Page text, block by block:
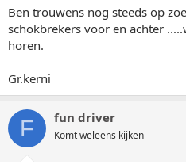
Ben trouwens nog steeds op
schokbrekers voor en achter
horen.
Gr.kerni
F fun driver
Komt weleens kijken